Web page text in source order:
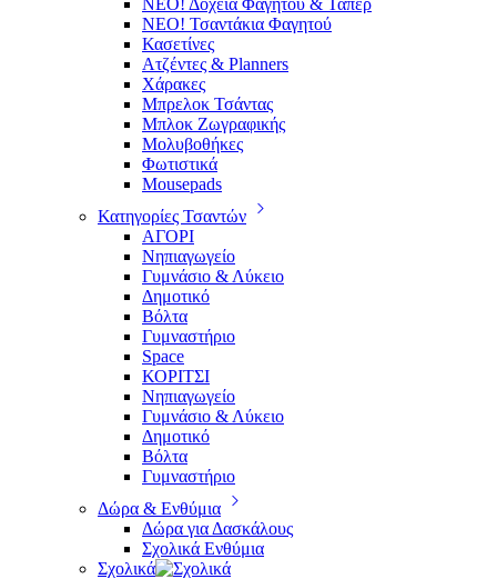
ΝΕΟ! Τσαντάκια Φαγητού
Κασετίνες
Ατζέντες & Planners
Χάρακες
Μπρελοκ Τσάντας
Μπλοκ Ζωγραφικής
Μολυβοθήκες
Φωτιστικά
Mousepads
Κατηγορίες Τσαντών
ΑΓΟΡΙ
Νηπιαγωγείο
Γυμνάσιο & Λύκειο
Δημοτικό
Βόλτα
Γυμναστήριο
Space
ΚΟΡΙΤΣΙ
Νηπιαγωγείο
Γυμνάσιο & Λύκειο
Δημοτικό
Βόλτα
Γυμναστήριο
Δώρα & Ενθύμια
Δώρα για Δασκάλους
Σχολικά Ενθύμια
Σχολικά